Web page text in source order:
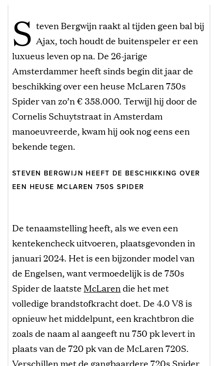
S teven Bergwijn raakt al tijden geen bal bij
Ajax, toch houdt de buitenspeler er een
luxueus leven op na. De 26-jarige
Amsterdammer heeft sinds begin dit jaar de
beschikking over een heuse McLaren 750s
Spider van zo’n € 358.000. Terwijl hij door de
Cornelis Schuytstraat in Amsterdam
manoeuvreerde, kwam hij ook nog eens een
bekende tegen.
STEVEN BERGWIJN HEEFT DE BESCHIKKING OVER
EEN HEUSE MCLAREN 750S SPIDER
De tenaamstelling heeft, als we even een
kentekencheck uitvoeren, plaatsgevonden in
januari 2024. Het is een bijzonder model van
de Engelsen, want vermoedelijk is de 750s
Spider de laatste McLarendie het met
volledige brandstofkracht doet. De 4.0 V8 is
opnieuw het middelpunt, een krachtbron die
zoals de naam al aangeeft nu 750 pk levert in
plaats van de 720 pk van de McLaren 720S.
Verschillen met de gangbaardere 720s Spider